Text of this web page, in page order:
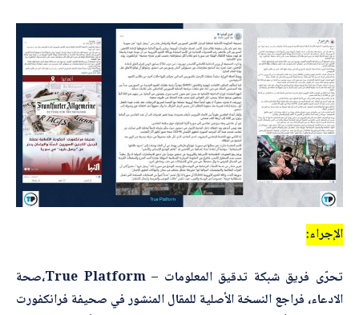
بريدك الإلكتروني*
الموضوع*
الإجراء:
تحرّى فريقشبكة تدقيق المعلومات – True Platform، صحة
الادعاء، فراجع النسخة الأصلية للمقال المنشور في صحيفة فرانكفورت